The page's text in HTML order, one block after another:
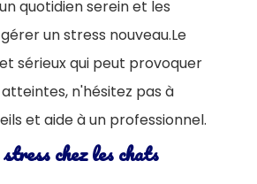
quotidien serein et les
un stress nouveau.Le
sérieux qui peut provoquer
n'hésitez pas à
et aide à un professionnel.
chez les chats